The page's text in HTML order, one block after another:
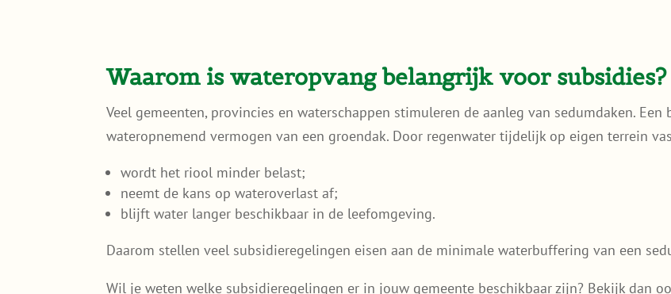
Waarom is wateropvang belangrijk voor subsidies?
Veel gemeenten, provincies en waterschappen stimuleren de aanleg van sedumdaken.
wateropnemend vermogen van een groendak. Door regenwater tijdelijk op eigen terrein
wordt het riool minder belast;
neemt de kans op wateroverlast af;
blijft water langer beschikbaar in de leefomgeving.
Daarom stellen veel subsidieregelingen eisen aan de minimale waterbuffering van een
Wil je weten welke subsidieregelingen er in jouw gemeente beschikbaar zijn? Bekijk dan